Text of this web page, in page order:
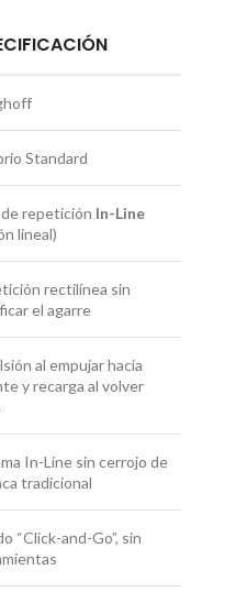
Standard
repetición In-Line
lineal)
rectilínea sin
el agarre
al empujar hacia
y recarga al volver
In-Line sin cerrojo de
tradicional
“Click-and-Go”, sin